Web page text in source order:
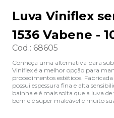
Luva Viniflex
1536 Vabene -
Cod.: 68605
Conheça uma alternativa para
Viniflex é a melhor opção para
procedimentos estéticos.
possui espessura fina e alta
bainha e é mais solta que a luva
bem e é super maleável e muito